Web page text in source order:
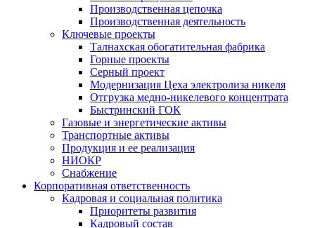
Производственная цепочка
Производственная деятельность
Ключевые проекты
Талнахская обогатительная фабрика
Горные проекты
Серный проект
Модернизация Цеха электролиза никеля
Отгрузка медно-никелевого концентрата
Быстринский ГОК
Газовые и энергетические активы
Транспортные активы
Продукция и ее реализация
НИОКР
Снабжение
Корпоративная ответственность
Кадровая и социальная политика
Приоритеты развития
Кадровый состав